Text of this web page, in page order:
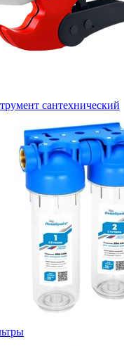
сантехнический